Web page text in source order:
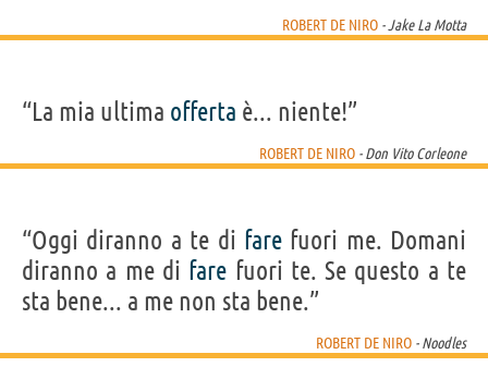
ROBERT DE NIRO - Jake La Motta
“La mia ultima offerta è... niente!”
ROBERT DE NIRO - Don Vito Corleone
“Oggi diranno a te di farefuori me. Domani
diranno a me di fare fuori te. Se questo a te
sta bene... a me non sta bene.”
ROBERT DE NIRO - Noodles